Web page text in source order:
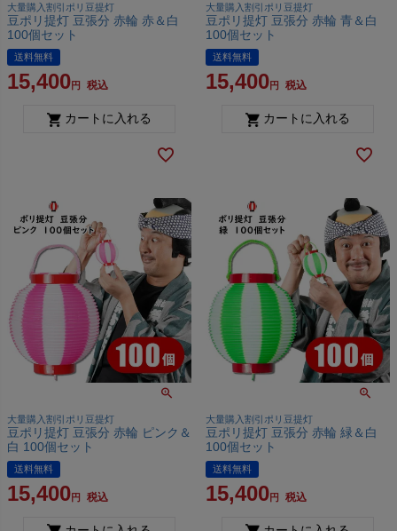
大量購入割引ポリ豆提灯
豆ポリ提灯 豆張分 赤輪 赤＆白
100個セット
送料無料
15,400 税込
カートに入れる
大量購入割引ポリ豆提灯
豆ポリ提灯 豆張分 赤輪 青＆白
100個セット
送料無料
15,400 税込
カートに入れる
大量購入割引ポリ豆提灯
豆ポリ提灯 豆張分 赤輪 ピンク＆
白 100個セット
送料無料
15,400 税込
大量購入割引ポリ豆提灯
豆ポリ提灯 豆張分 赤輪 緑＆白
100個セット
送料無料
15,400 税込